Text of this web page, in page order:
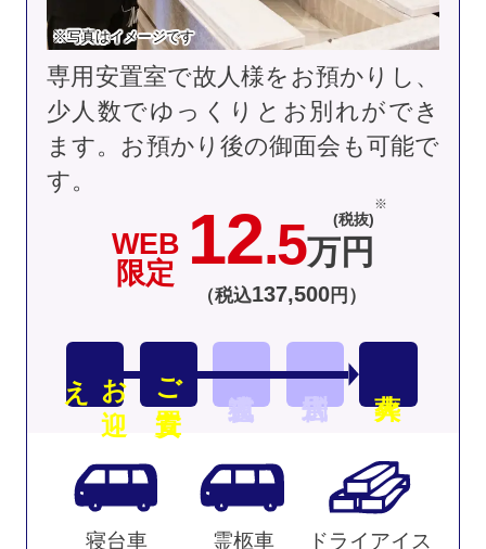
※写真はイメージです
WEB
限定 12.5万円
(税抜)
（税込137,500円）
お
迎
え ご安置
専用安置室で故人様をお預かりし、
少人数でゆっくりとお別れができ
ます。お預かり後の御面会も可能で
す。
寝台車 霊柩車 ドライアイス